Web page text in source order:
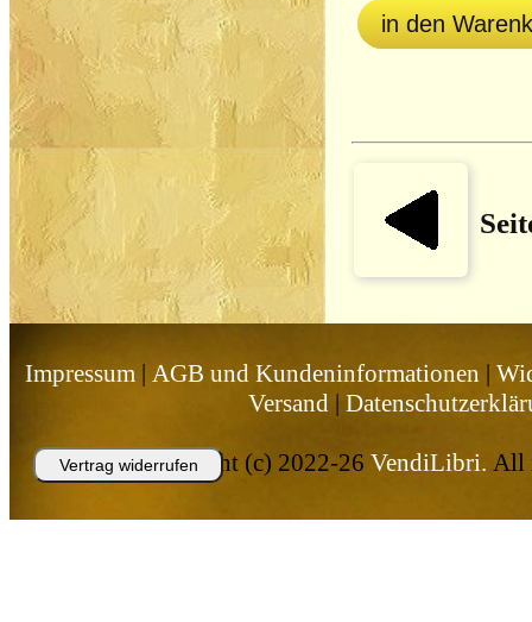
in den
Impressum | AGB und Kundeninformationen |
Versand|
Copyright (c) 2022-26 VendiLibri. All
Vertrag widerrufen